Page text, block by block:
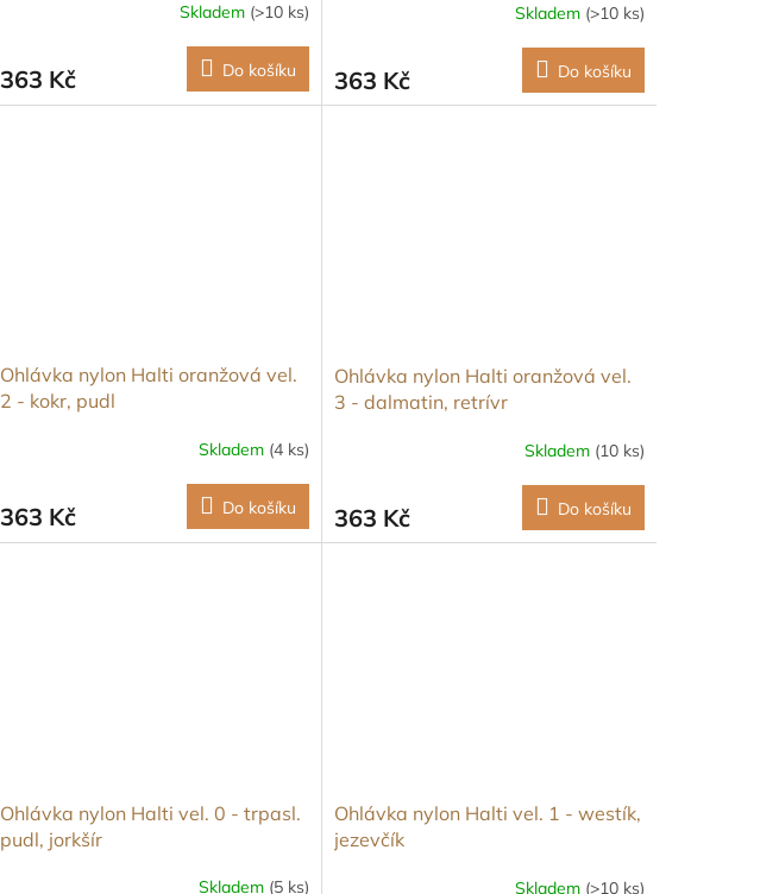
Skladem (>10 ks)
363 Kč Do košíku
Skladem (>10 ks)
363 Kč Do košíku
Ohlávka nylon Halti oranžová vel.
2 - kokr, pudl
Skladem (4 ks)
363 Kč Do košíku
Ohlávka nylon Halti oranžová vel.
3 - dalmatin, retrívr
Skladem (10 ks)
363 Kč Do košíku
Ohlávka nylon Halti vel. 0 - trpasl.
pudl, jorkšír
Skladem (5 ks)
Ohlávka nylon Halti vel. 1 - westík,
jezevčík
Skladem (>10 ks)